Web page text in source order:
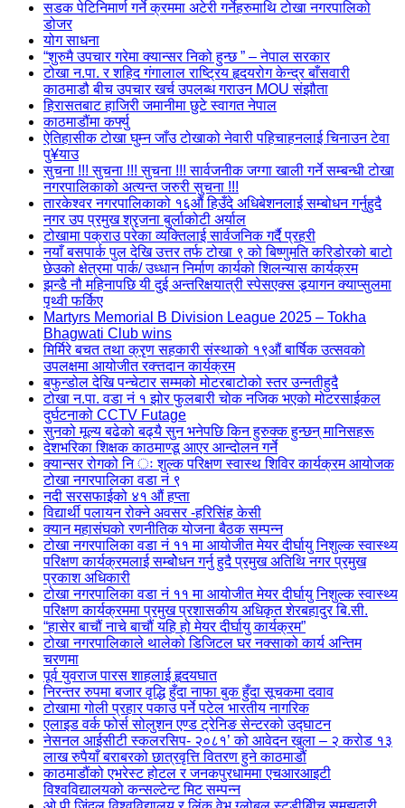
सडक पेटिनिमार्ण गर्ने क्रममा अटेरी गर्नेहरुमाथि टोखा नगरपालिको
डोजर
योग साधना
“शुरुमै उपचार गरेमा क्यान्सर निको हुन्छ ” – नेपाल सरकार
टोखा न.पा. र शहिद गंगालाल राष्ट्रिय हृदयरोग केन्द्र बाँसवारी
काठमाडौ बीच उपचार खर्च उपलब्ध गराउन MOU संझौता
हिरासतबाट हाजिरी जमानीमा छुटे स्वागत नेपाल
काठमाडौंमा कर्फ्यु
ऐतिहासीक टोखा घुम्न जाँउ टोखाको नेवारी पहिचाहनलाई चिनाउन टेवा
पु¥याउ
सुचना !!! सुचना !!! सुचना !!! सार्वजनीक जग्गा खाली गर्ने सम्बन्धी टोखा
नगरपालिकाको अत्यन्त जरुरी सुचना !!!
तारकेश्वर नगरपालिकाको १६औं हिउँदे अधिबेशनलाई सम्बोधन गर्नुहुदै
नगर उप प्रमुख श्रृजना बुर्लाकोटी अर्याल
टोखामा पक्राउ परेका व्यक्तिलाई सार्वजनिक गर्दै प्रहरी
नयाँ बसपार्क पुल देखि उत्तर तर्फ टोखा ९ को बिष्णुमति करिडोरको बाटो
छेउको क्षेत्रमा पार्क/ उध्धान निर्माण कार्यको शिलन्यास कार्यक्रम
झन्डै नौ महिनापछि यी दुई अन्तरिक्षयात्री स्पेसएक्स ड्र्यागन क्याप्सुलमा
पृथ्वी फर्किए
Martyrs Memorial B Division League 2025 – Tokha
Bhagwati Club wins
मिर्मिरे बचत तथा क्रृण सहकारी संस्थाको १९औं बार्षिक उत्सवको
उपलक्षमा आयोजीत रक्त्तदान कार्यक्रम
बफुन्डोल देखि पन्चेटार सम्मको मोटरबाटोको स्तर उन्नतीहुदै
टोखा न.पा. वडा नं १ झोर फुलबारी चोक नजिक भएको मोटरसाईकल
दुर्घटनाको CCTV Futage
सुनको मूल्य बढेको बढ्यै सुन भनेपछि किन हुरुक्क हुन्छन् मानिसहरू
देशभरिका शिक्षक काठमाण्डू आएर आन्दोलन गर्ने
क्यान्सर रोगको नि ः शुल्क परिक्षण स्वास्थ शिविर कार्यक्रम आयोजक
टोखा नगरपालिका वडा नं ९
नदी सरसफाईको ४१ औं हप्ता
विद्यार्थी पलायन रोक्ने अवसर -हरिसिंह केसी
क्यान महासंघको रणनीतिक योजना बैठक सम्पन्न
टोखा नगरपालिका वडा नं ११ मा आयोजीत मेयर दीर्घायु निशुल्क स्वास्थ्य
परिक्षण कार्यक्रमलाई सम्बोेधन गर्नु हुदै प्रमुख अतिथि नगर प्रमुख
प्रकाश अधिकारी
टोखा नगरपालिका वडा नं ११ मा आयोजीत मेयर दीर्घायु निशुल्क स्वास्थ्य
परिक्षण कार्यक्रममा प्रमुख प्रशासकीय अधिकृत शेरबहादुर बि.सी.
“हासेर बाचौं नाचे बाचौं यहि हो मेयर दीर्घायु कार्यक्रम”
टोखा नगरपालिकाले थालेको डिजिटल घर नक्साको कार्य अन्तिम
चरणमा
पूर्व युवराज पारस शाहलाई हृदयघात
निरन्तर रुपमा बजार वृद्धि हुँदा नाफा बुक हुँदा सूचकमा दवाव
टोखामा गोली प्रहार पकाउ पर्ने पटेल भारतीय नागरिक
एलाइड वर्क फोर्स सोलुशन एण्ड ट्रेनिङ सेन्टरको उद्घाटन
नेसनल आईसीटी स्कलरसिप- २०८१’ को आवेदन खुला – २ करोड १३
लाख रुपैयाँ बराबरको छात्रवृत्ति वितरण हुने काठमाडौं
काठमाडौंको एभरेस्ट होटल र जनकपुरधाममा एचआरआइटी
विश्वविद्यालयको कन्सल्टेन्ट मिट सम्पन्न